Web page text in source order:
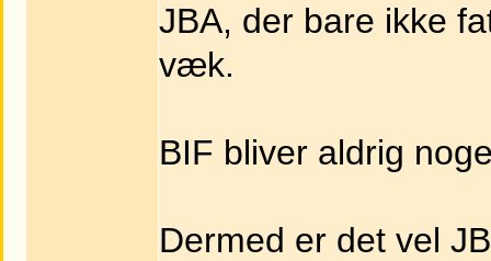
JBA, der bare ikke
væk.
BIF bliver aldrig
Dermed er det vel